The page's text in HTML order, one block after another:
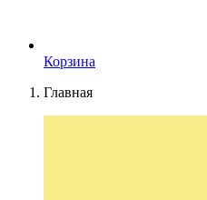
Корзина
Главная